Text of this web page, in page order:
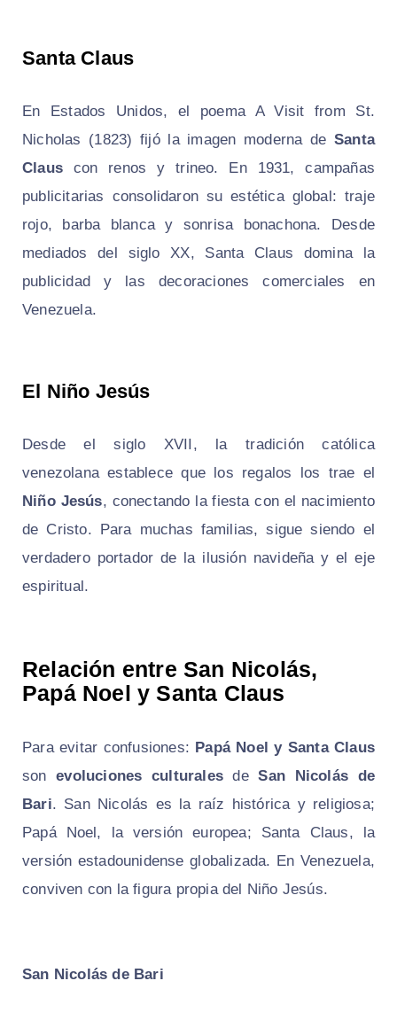
Santa Claus
En Estados Unidos, el poema A Visit from St.
Nicholas (1823) fijó la imagen moderna de Santa
Claus con renos y trineo. En 1931, campañas
publicitarias consolidaron su estética global: traje
rojo, barba blanca y sonrisa bonachona. Desde
mediados del siglo XX, Santa Claus domina la
publicidad y las decoraciones comerciales en
Venezuela.
El Niño Jesús
Desde el siglo XVII, la tradición católica
venezolana establece que los regalos los trae el
Niño Jesús, conectando la fiesta con el nacimiento
de Cristo. Para muchas familias, sigue siendo el
verdadero portador de la ilusión navideña y el eje
espiritual.
Relación entre San Nicolás,
Papá Noel y Santa Claus
Para evitar confusiones: Papá Noel y Santa Claus
sonevoluciones culturalesdeSan Nicolás de
Bari. San Nicolás es la raíz histórica y religiosa;
Papá Noel, la versión europea; Santa Claus, la
versión estadounidense globalizada. En Venezuela,
conviven con la figura propia del Niño Jesús.
San Nicolás de Bari